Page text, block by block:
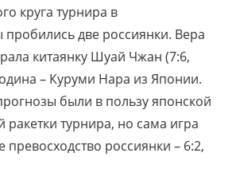
круга турнира в
пробились две россиянки. Вера
китаянку Шуай Чжан (7:6,
– Куруми Нара из Японии.
были в пользу японской
ракетки турнира, но сама игра
превосходство россиянки – 6:2,